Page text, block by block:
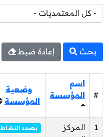
بحث إعادة ضبط
#
اسم
المؤسسة
وضعية
المؤسسة
1
المركز
بصدد النشاط